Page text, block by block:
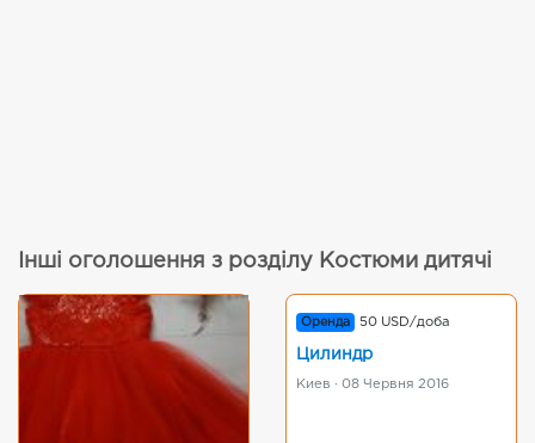
Інші оголошення з розділу Костюми дитячі
Оренда 50 USD/доба
Цилиндр
Киев · 08 Червня 2016